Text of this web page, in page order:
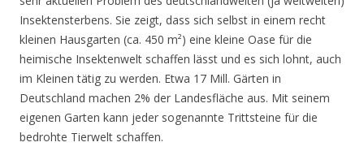
Insektensterbens. Sie zeigt, dass sich selbst in einem recht
kleinen Hausgarten (ca. 450 m²) eine kleine Oase für die
heimische Insektenwelt schaffen lässt und es sich lohnt, auch
im Kleinen tätig zu werden. Etwa 17 Mill. Gärten in
Deutschland machen 2% der Landesfläche aus. Mit seinem
eigenen Garten kann jeder sogenannte Trittsteine für die
bedrohte Tierwelt schaffen.